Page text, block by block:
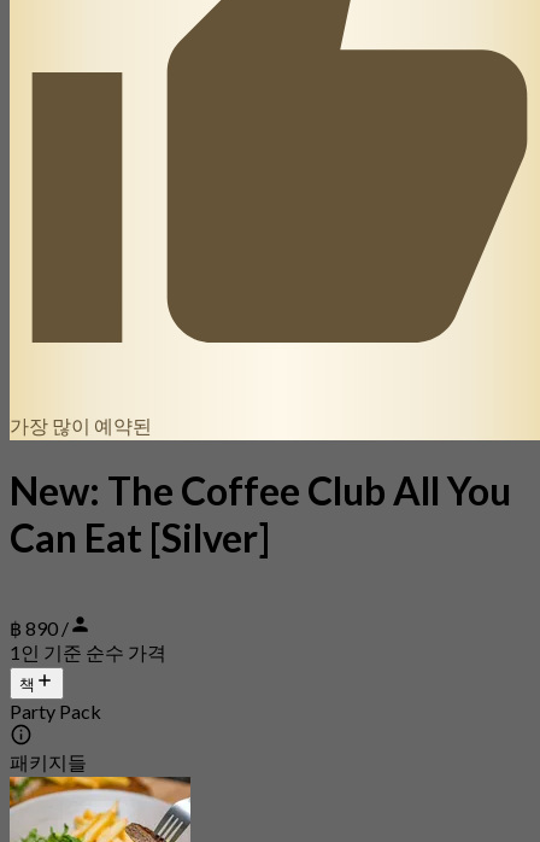
가장 많이 예약된
New: The Coffee Club All You
Can Eat [Silver]
฿ 890 /
1인 기준 순수 가격
책
Party Pack
패키지들